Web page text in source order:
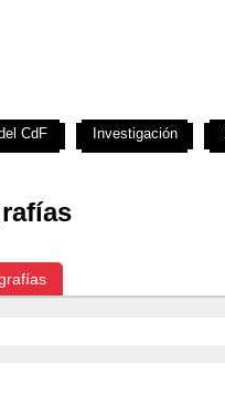
CdF Investigación